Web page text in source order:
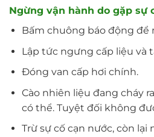
Ngừng vận hành do gặp sự
Bấm chuông báo động để
Lập tức ngưng cấp liệu và
Đóng van cấp hơi chính.
Cào nhiên liệu đang cháy
có thể. Tuyệt đối không
Trừ sự cố cạn nước, còn lại